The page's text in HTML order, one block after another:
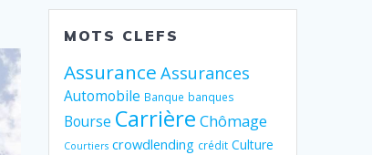
MOTS CLEFS
Assurance Assurances
Automobile Banque banques
Bourse Carrière Chômage
Courtiers crowdlending crédit Culture